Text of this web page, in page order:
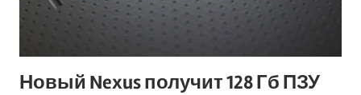
Новый Nexus получит 128 Гб ПЗУ